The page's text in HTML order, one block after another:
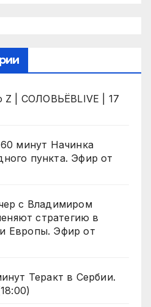
Z | СОЛОВЬЁВLIVE | 17
60 минут Начинка
пункта. Эфир от
с Владимиром
стратегию в
Европы. Эфир от
Теракт в Сербии.